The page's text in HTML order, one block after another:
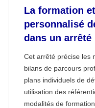
La formation
personnalisé
dans un arrêté
Cet arrêté précise les
bilans de parcours
plans individuels de
utilisation des
modalités de